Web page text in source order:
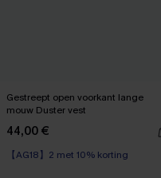
Gestreept open voorkant lange
mouw Duster vest
44,00 €
【AG18】2 met 10% korting